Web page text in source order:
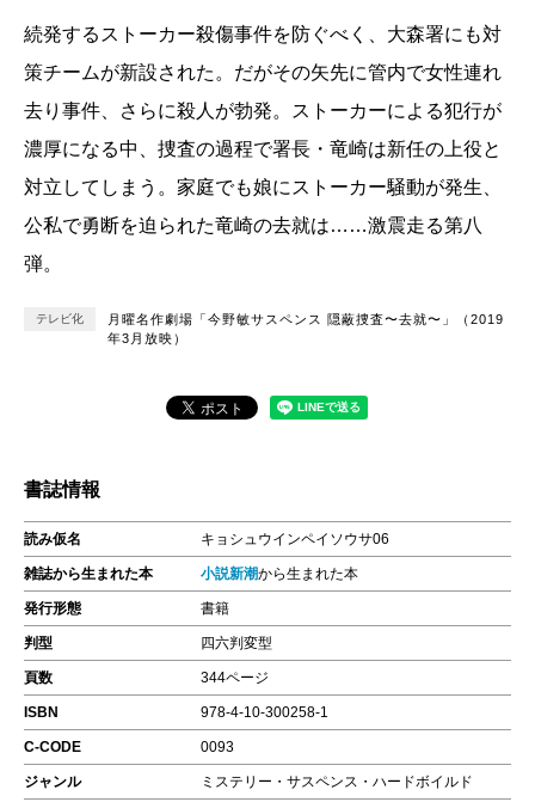
続発するストーカー殺傷事件を防ぐべく、大森署にも対
策チームが新設された。だがその矢先に管内で女性連れ
去り事件、さらに殺人が勃発。ストーカーによる犯行が
濃厚になる中、捜査の過程で署長・竜崎は新任の上役と
対立してしまう。家庭でも娘にストーカー騒動が発生、
公私で勇断を迫られた竜崎の去就は……激震走る第八
弾。
テレビ化
月曜名作劇場「今野敏サスペンス 隠蔽捜査〜去就〜」（2019
年3月放映）
書誌情報
読み仮名 キョシュウインペイソウサ06
雑誌から生まれた本 小説新潮から生まれた本
発行形態 書籍
判型 四六判変型
頁数 344ページ
ISBN 978-4-10-300258-1
C-CODE 0093
ジャンル ミステリー・サスペンス・ハードボイルド